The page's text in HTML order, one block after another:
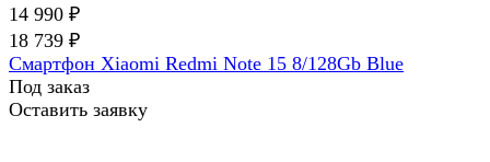
14 990 ₽
18 739 ₽
Смартфон Xiaomi Redmi Note 15 8/128Gb Blue
Под заказ
Оставить заявку